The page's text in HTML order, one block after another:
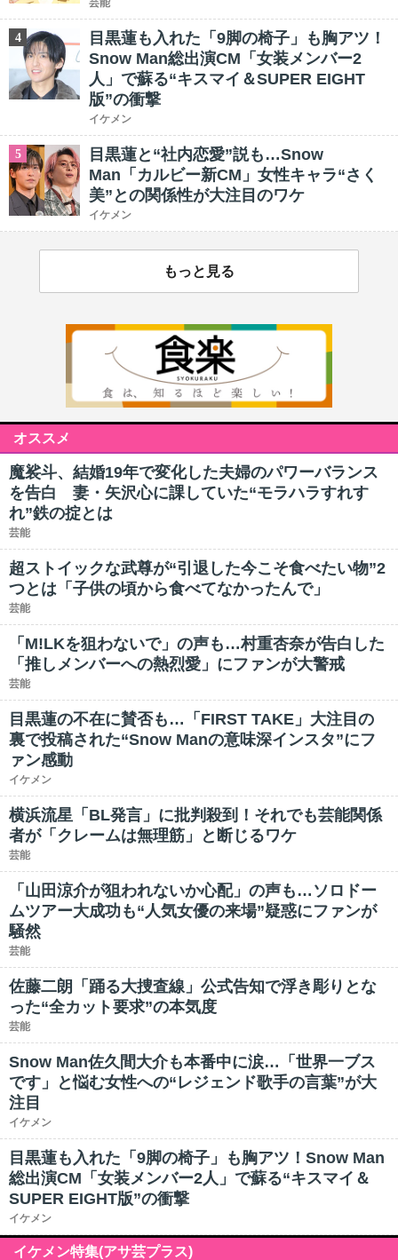
芸能
4
目黒蓮も入れた「9脚の椅子」も胸アツ！
Snow Man総出演CM「女装メンバー2
人」で蘇る“キスマイ＆SUPER EIGHT
版”の衝撃
イケメン
5
目黒蓮と“社内恋愛”説も…Snow
Man「カルビー新CM」女性キャラ“さく
美”との関係性が大注目のワケ
イケメン
もっと見る
オススメ
魔裟斗、結婚19年で変化した夫婦のパワーバランス
を告白 妻・矢沢心に課していた“モラハラすれす
れ”鉄の掟とは
芸能
超ストイックな武尊が“引退した今こそ食べたい物”2
つとは「子供の頃から食べてなかったんで」
芸能
「M!LKを狙わないで」の声も…村重杏奈が告白した
「推しメンバーへの熱烈愛」にファンが大警戒
芸能
目黒蓮の不在に賛否も…「FIRST TAKE」大注目の
裏で投稿された“Snow Manの意味深インスタ”にフ
ァン感動
イケメン
横浜流星「BL発言」に批判殺到！それでも芸能関係
者が「クレームは無理筋」と断じるワケ
芸能
「山田涼介が狙われないか心配」の声も…ソロドー
ムツアー大成功も“人気女優の来場”疑惑にファンが
騒然
芸能
佐藤二朗「踊る大捜査線」公式告知で浮き彫りとな
った“全カット要求”の本気度
芸能
Snow Man佐久間大介も本番中に涙…「世界一ブス
です」と悩む女性への“レジェンド歌手の言葉”が大
注目
イケメン
目黒蓮も入れた「9脚の椅子」も胸アツ！Snow Man
総出演CM「女装メンバー2人」で蘇る“キスマイ＆
SUPER EIGHT版”の衝撃
イケメン
イケメン特集(アサ芸プラス)